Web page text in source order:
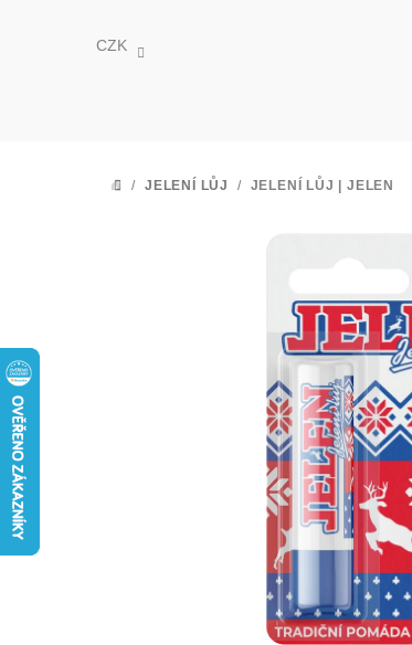
CZK
DOMŮ
/ JELENÍ LŮJ / JELENÍ LŮJ | JELEN